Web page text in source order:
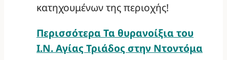
κατηχουμένων της περιοχής!
Περισσότερα Τα θυρανοίξια του
Ι.Ν. Αγίας Τριάδος στην Ντοντόμα